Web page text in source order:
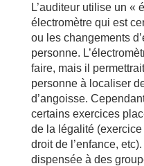
L’auditeur utilise un «
électromètre qui est
ou les changements
personne.
faire, mais il
personne à localiser
d’angoisse.
certains exercices
de la légalité
droit de l’enfance,
dispensée à des